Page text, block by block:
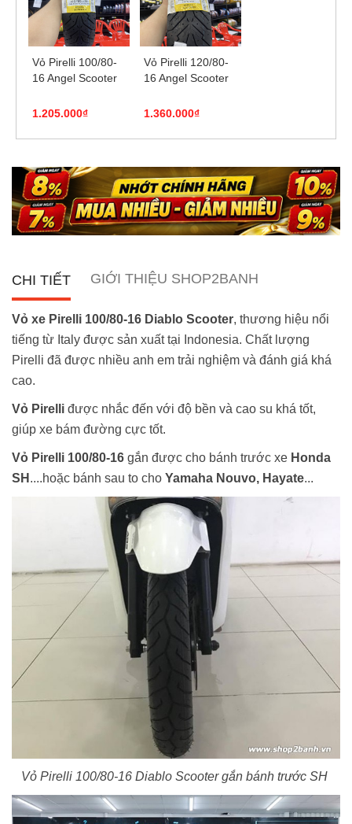
Vỏ Pirelli 100/80-
16 Angel Scooter
1.205.000₫
Vỏ Pirelli 120/80-
16 Angel Scooter
1.360.000₫
CHI TIẾT GIỚI THIỆU SHOP2BANH
Vỏ xe Pirelli 100/80-16 Diablo Scooter, thương hiệu nổi
tiếng từ Italy được sản xuất tại Indonesia. Chất lượng
Pirelli đã được nhiều anh em trải nghiệm và đánh giá khá
cao.
Vỏ Pirelli được nhắc đến với độ bền và cao su khá tốt,
giúp xe bám đường cực tốt.
Vỏ Pirelli 100/80-16 gắn được cho bánh trước xe Honda
SH ....hoặc bánh sau to cho Yamaha Nouvo, Hayate...
Vỏ Pirelli 100/80-16 Diablo Scooter gắn bánh trước SH